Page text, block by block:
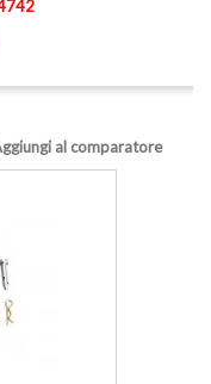
al comparatore